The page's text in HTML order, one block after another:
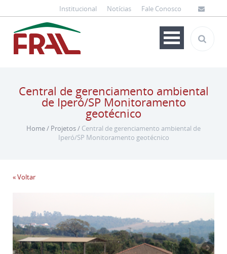
Institucional Notícias Fale Conosco
Central de gerenciamento ambiental
de Iperó/SP Monitoramento
geotécnico
Home/ Projetos/ Central de gerenciamento ambiental de
Iperó/SP Monitoramento geotécnico
« Voltar